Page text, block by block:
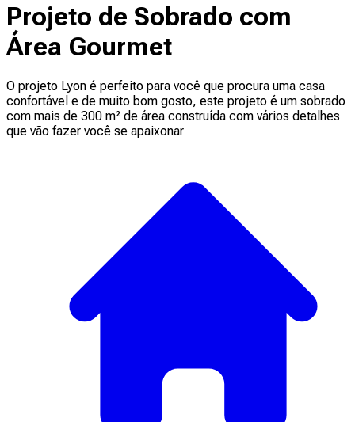
Projeto de Sobrado com
Área Gourmet
O projeto Lyon é perfeito para você que procura uma casa
confortável e de muito bom gosto, este projeto é um sobrado
com mais de 300 m² de área construída com vários detalhes
que vão fazer você se apaixonar